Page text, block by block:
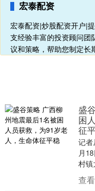
宏泰配资
宏泰配资|炒股配资开户|
支经验丰富的投资顾问团
议和策略，帮助您制定长
盛
困
征
记者
月
村镇
被
定，
查看